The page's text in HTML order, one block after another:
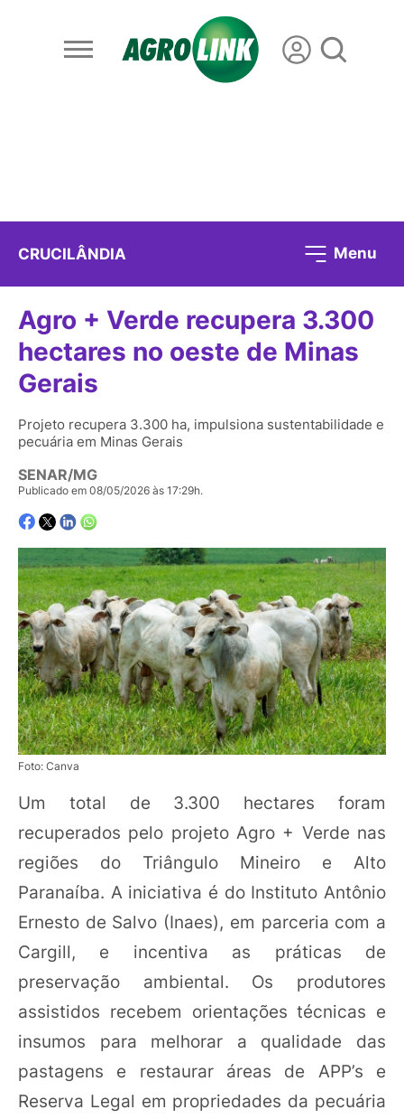
CRUCILÂNDIA Menu
Agro + Verde recupera 3.300
hectares no oeste de Minas
Gerais
Projeto recupera 3.300 ha, impulsiona sustentabilidade e
pecuária em Minas Gerais
SENAR/MG
Publicado em 08/05/2026 às 17:29h.
Foto: Canva
Um total de 3.300 hectares foram
recuperados pelo projeto Agro + Verde nas
regiões do Triângulo Mineiro e Alto
Paranaíba. A iniciativa é do Instituto Antônio
Ernesto de Salvo (Inaes), em parceria com a
Cargill, e incentiva as práticas de
preservação ambiental. Os produtores
assistidos recebem orientações técnicas e
insumos para melhorar a qualidade das
pastagens e restaurar áreas de APP’s e
Reserva Legal em propriedades da pecuária